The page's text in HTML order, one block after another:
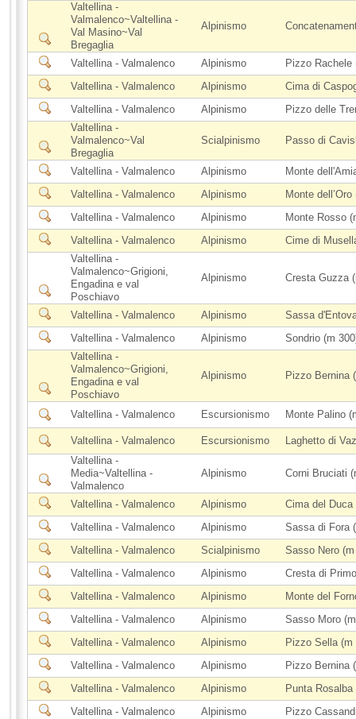
Valtellina -
Valmalenco~Valtellina -
Val Masino~Val
Bregaglia
Alpinismo
Valtellina - Valmalenco Alpinismo
Pizzo Rachele
Valtellina - Valmalenco
Alpinismo
Cima di
Valtellina - Valmalenco
Alpinismo
Pizzo delle
Valtellina -
Valmalenco~Val
Bregaglia
Scialpinismo Passo di
Valtellina - Valmalenco Alpinismo
Monte
Valtellina - Valmalenco
Alpinismo
Monte
Valtellina - Valmalenco
Alpinismo
Monte Rosso
Valtellina - Valmalenco
Alpinismo
Cime di
Valtellina -
Valmalenco~Grigioni,
Engadina e val
Poschiavo
Alpinismo Cresta Guzza
Valtellina - Valmalenco Alpinismo
Sassa
Valtellina - Valmalenco
Alpinismo
Sondrio (m
Valtellina -
Valmalenco~Grigioni,
Engadina e val
Poschiavo
Alpinismo Pizzo Bernina
Valtellina - Valmalenco Escursionismo Monte Palino
Valtellina - Valmalenco Escursionismo
Laghetto di
Valtellina -
Media~Valtellina -
Valmalenco
Alpinismo Corni Bruciati
Valtellina - Valmalenco Alpinismo
Cima del Duca
Valtellina - Valmalenco
Alpinismo
Sassa di Fora
Valtellina - Valmalenco
Scialpinismo
Sasso Nero
Valtellina - Valmalenco
Alpinismo
Cresta di
Valtellina - Valmalenco
Alpinismo
Monte del
Valtellina - Valmalenco
Alpinismo
Sasso Moro
Valtellina - Valmalenco
Alpinismo
Pizzo Sella (m
Valtellina - Valmalenco
Alpinismo
Pizzo Bernina
Valtellina - Valmalenco
Alpinismo
Punta Rosalba
Valtellina - Valmalenco
Alpinismo
Pizzo